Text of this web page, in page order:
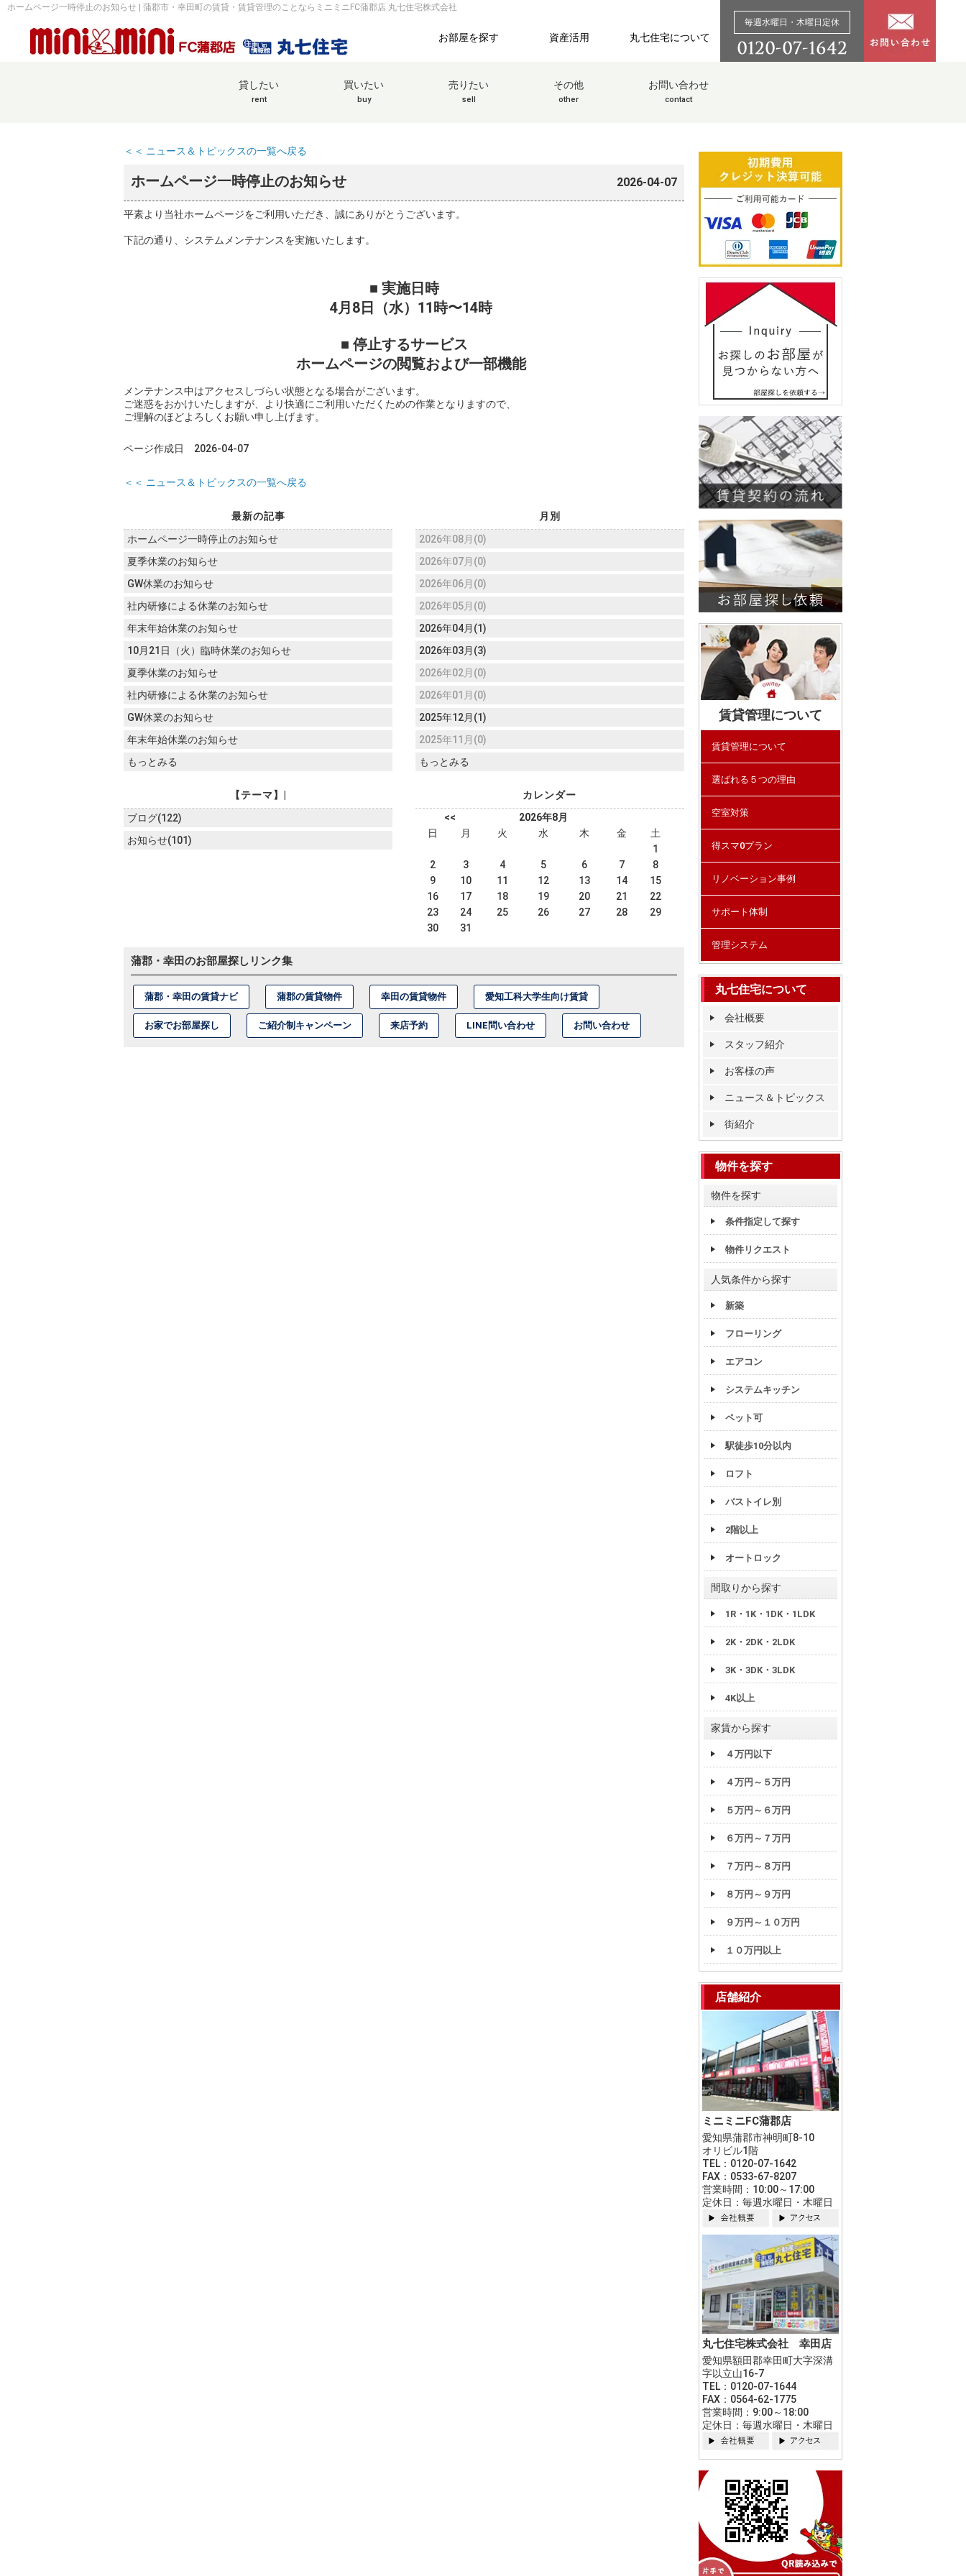
ホームページ一時停止のお知らせ | 蒲郡市・幸田町の賃貸・賃貸管理のことならミニミニFC蒲郡店 丸七住宅株式会社
お部屋を探す 資産活用 丸七住宅について
毎週水曜日・木曜日定休
貸したい
rent
買いたい
buy
売りたい
sell
その他
other
お問い合わせ
contact
＜＜ ニュース＆トピックスの一覧へ戻る
ホームページ一時停止のお知らせ 2026-04-07
平素より当社ホームページをご利用いただき、誠にありがとうございます。
下記の通り、システムメンテナンスを実施いたします。
■ 実施日時
4月8日（水）11時〜14時
■ 停止するサービス
ホームページの閲覧および一部機能
メンテナンス中はアクセスしづらい状態となる場合がございます。
ご迷惑をおかけいたしますが、より快適にご利用いただくための作業となりますので、
ご理解のほどよろしくお願い申し上げます。
ページ作成日 2026-04-07
＜＜ ニュース＆トピックスの一覧へ戻る
最新の記事
ホームページ一時停止のお知らせ
夏季休業のお知らせ
GW休業のお知らせ
社内研修による休業のお知らせ
年末年始休業のお知らせ
10月21日（火）臨時休業のお知らせ
夏季休業のお知らせ
社内研修による休業のお知らせ
GW休業のお知らせ
年末年始休業のお知らせ
もっとみる
月別
2026年08月(0)
2026年07月(0)
2026年06月(0)
2026年05月(0)
2026年04月(1)
2026年03月(3)
2026年02月(0)
2026年01月(0)
2025年12月(1)
2025年11月(0)
もっとみる
【テーマ】|
ブログ(122)
お知らせ(101)
カレンダー
<<
2026年8月
日
月 火 水 木 金
土
1
2
3 4 5 6 7
8
9
10 11 12 13 14
15
16
17 18 19 20 21
22
23
24 25 26 27 28
29
30
31
蒲郡・幸田のお部屋探しリンク集
蒲郡・幸田の賃貸ナビ 蒲郡の賃貸物件 幸田の賃貸物件 愛知工科大学生向け賃貸
お家でお部屋探し ご紹介制キャンペーン 来店予約 LINE問い合わせ お問い合わせ
賃貸管理について
賃貸管理について
選ばれる５つの理由
空室対策
得スマ0プラン
リノベーション事例
サポート体制
管理システム
丸七住宅について
会社概要
スタッフ紹介
お客様の声
ニュース＆トピックス
街紹介
物件を探す
物件を探す
条件指定して探す
物件リクエスト
人気条件から探す
新築
フローリング
エアコン
システムキッチン
ペット可
駅徒歩10分以内
ロフト
バストイレ別
2階以上
オートロック
間取りから探す
1R・1K・1DK・1LDK
2K・2DK・2LDK
3K・3DK・3LDK
4K以上
家賃から探す
４万円以下
４万円～５万円
５万円～６万円
６万円～７万円
７万円～８万円
８万円～９万円
９万円～１０万円
１０万円以上
店舗紹介
ミニミニFC蒲郡店
愛知県蒲郡市神明町8-10
オリビル1階
TEL：0120-07-1642
FAX：0533-67-8207
営業時間：10:00～17:00
定休日：毎週水曜日・木曜日
丸七住宅株式会社 幸田店
愛知県額田郡幸田町大字深溝
字以立山16-7
TEL：0120-07-1644
FAX：0564-62-1775
営業時間：9:00～18:00
定休日：毎週水曜日・木曜日